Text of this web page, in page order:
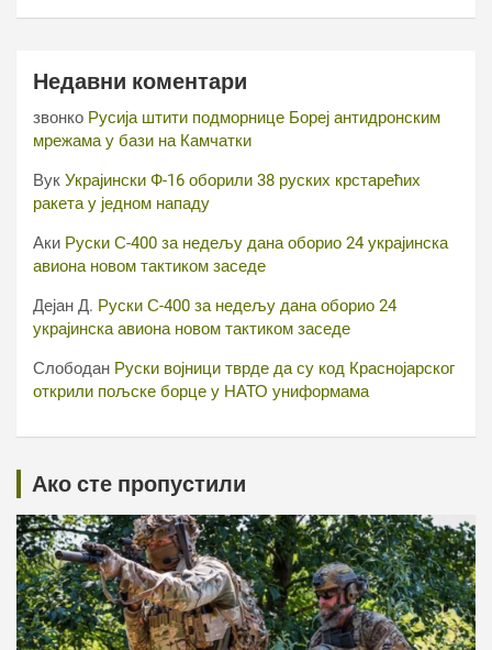
Недавни коментари
звонко Русија штити подморнице Бореј антидронским
мрежама у бази на Камчатки
Вук Украјински Ф-16 оборили 38 руских крстарећих
ракета у једном нападу
Аки Руски С-400 за недељу дана оборио 24 украјинска
авиона новом тактиком заседе
Дејан Д. Руски С-400 за недељу дана оборио 24
украјинска авиона новом тактиком заседе
Слободан Руски војници тврде да су код Краснојарског
открили пољске борце у НАТО униформама
Ако сте пропустили